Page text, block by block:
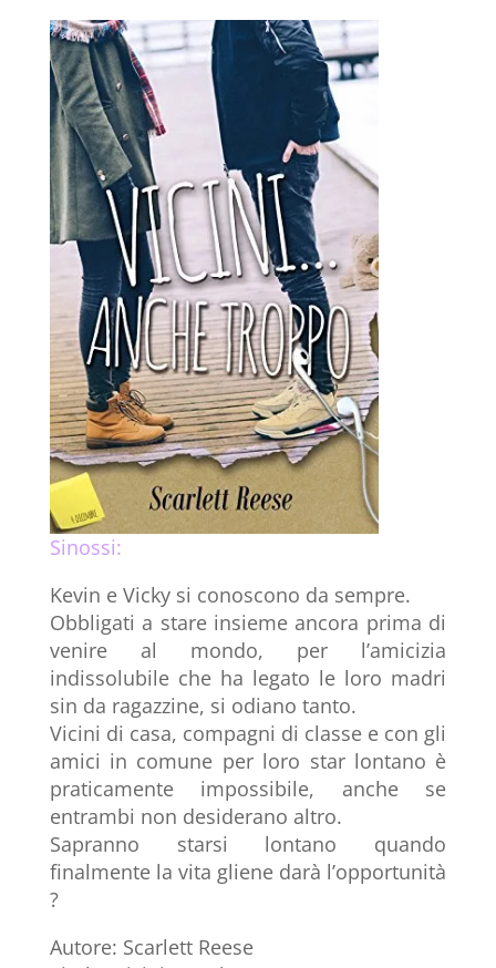
Sinossi:
Kevin e Vicky si conoscono da sempre.
Obbligati a stare insieme ancora prima di
venire al mondo, per l’amicizia
indissolubile che ha legato le loro madri
sin da ragazzine, si odiano tanto.
Vicini di casa, compagni di classe e con gli
amici in comune per loro star lontano è
praticamente impossibile, anche se
entrambi non desiderano altro.
Sapranno starsi lontano quando
finalmente la vita gliene darà l’opportunità
?
Autore: Scarlett Reese